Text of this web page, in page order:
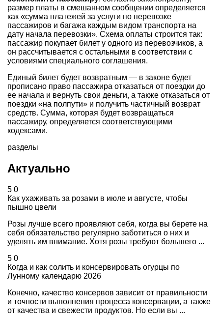
размер платы в смешанном сообщении определяется
как «сумма платежей за услуги по перевозке
пассажиров и багажа каждым видом транспорта на
дату начала перевозки». Схема оплаты строится так:
пассажир покупает билет у одного из перевозчиков, а
он рассчитывается с остальными в соответствии с
условиями специального соглашения.
Единый билет будет возвратным — в законе будет
прописано право пассажира отказаться от поездки до
ее начала и вернуть свои деньги, а также отказаться от
поездки «на полпути» и получить частичный возврат
средств. Сумма, которая будет возвращаться
пассажиру, определяется соответствующими
кодексами.
разделы
Актуально
5 0
Как ухаживать за розами в июле и августе, чтобы
пышно цвели
Розы лучше всего проявляют себя, когда вы берете на
себя обязательство регулярно заботиться о них и
уделять им внимание. Хотя розы требуют большего ...
5 0
Когда и как солить и консервировать огурцы по
Лунному календарю 2026
Конечно, качество консервов зависит от правильности
и точности выполнения процесса консервации, а также
от качества и свежести продуктов. Но если вы ...